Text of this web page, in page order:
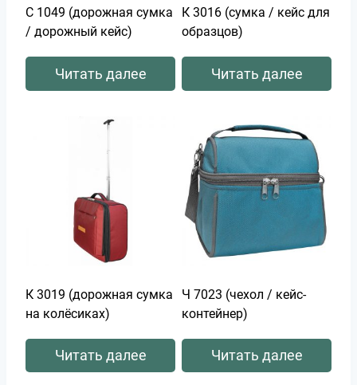
С 1049 (дорожная сумка
/ дорожный кейс)
Читать далее
К 3016 (сумка / кейс для
образцов)
Читать далее
К 3019 (дорожная сумка
на колёсиках)
Читать далее
Ч 7023 (чехол / кейс-
контейнер)
Читать далее